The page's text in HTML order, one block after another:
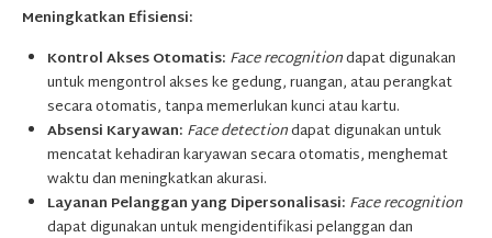
Meningkatkan Efisiensi:
Kontrol Akses Otomatis: Face recognitiondapat digunakan
untuk mengontrol akses ke gedung, ruangan, atau perangkat
secara otomatis, tanpa memerlukan kunci atau kartu.
Absensi Karyawan: Face detectiondapat digunakan untuk
mencatat kehadiran karyawan secara otomatis, menghemat
waktu dan meningkatkan akurasi.
Layanan Pelanggan yang Dipersonalisasi: Face recognition
dapat digunakan untuk mengidentifikasi pelanggan dan